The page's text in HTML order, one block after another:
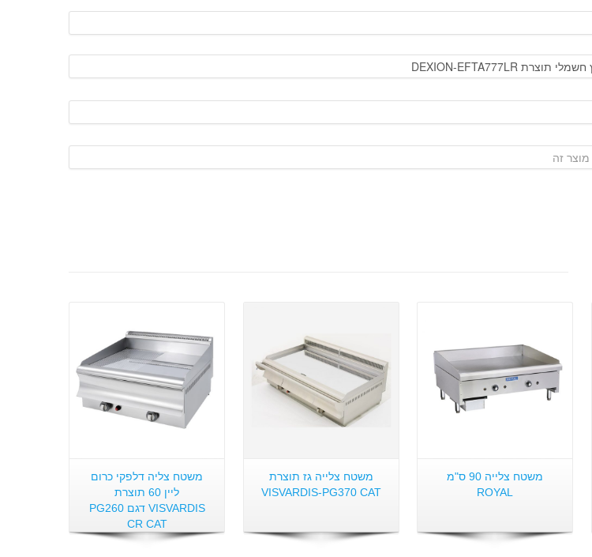
משטח צליה דלפקי כרום
ליין 60 תוצרת
VISVARDIS דגם PG260
CR CAT
משטח צלייה גז תוצרת
VISVARDIS-PG370 CAT
משטח צלייה 90 ס"מ
ROYAL